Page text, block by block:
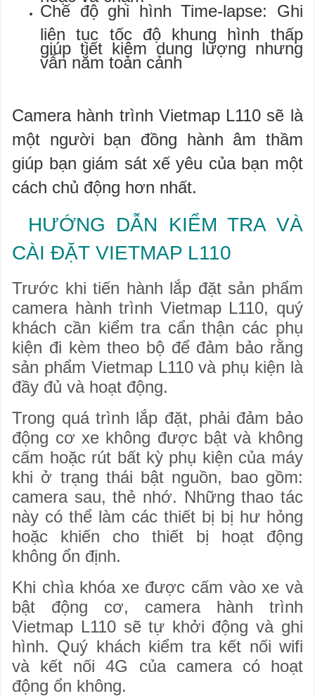
Chế độ ghi hình Time-lapse: Ghi
liên tục tốc độ khung hình thấp
giúp tiết kiệm dung lượng nhưng
vẫn nắm toàn cảnh
Camera hành trình Vietmap L110 sẽ là
một người bạn đồng hành âm thầm
giúp bạn giám sát xế yêu của bạn một
cách chủ động hơn nhất.
HƯỚNG DẪN KIỂM TRA VÀ
CÀI ĐẶT VIETMAP L110
Trước khi tiến hành lắp đặt sản phẩm
camera hành trình Vietmap L110, quý
khách cần kiểm tra cẩn thận các phụ
kiện đi kèm theo bộ để đảm bảo rằng
sản phẩm Vietmap L110 và phụ kiện là
đầy đủ và hoạt động.
Trong quá trình lắp đặt, phải đảm bảo
động cơ xe không được bật và không
cấm hoặc rút bất kỳ phụ kiện của máy
khi ở trạng thái bật nguồn, bao gồm:
camera sau, thẻ nhớ. Những thao tác
này có thể làm các thiết bị bị hư hỏng
hoặc khiến cho thiết bị hoạt động
không ổn định.
Khi chìa khóa xe được cấm vào xe và
bật động cơ, camera hành trình
Vietmap L110 sẽ tự khởi động và ghi
hình. Quý khách kiểm tra kết nối wifi
và kết nối 4G của camera có hoạt
động ổn không.